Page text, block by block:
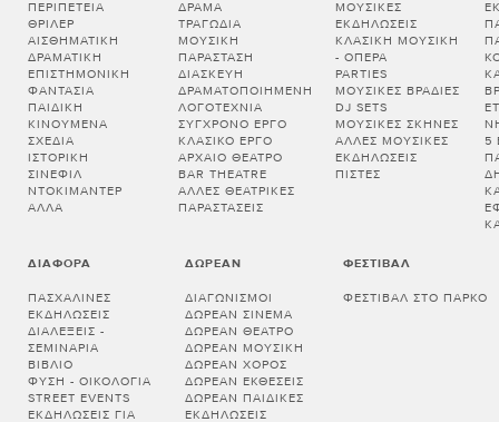
ΠΕΡΙΠΈΤΕΙΑ
ΘΡΊΛΕΡ
ΑΙΣΘΗΜΑΤΙΚΉ
ΔΡΑΜΑΤΙΚΉ
ΕΠΙΣΤΗΜΟΝΙΚΉ
ΦΑΝΤΑΣΊΑ
ΠΑΙΔΙΚΉ
ΚΙΝΟΎΜΕΝΑ
ΣΧΈΔΙΑ
ΙΣΤΟΡΙΚΉ
ΣΙΝΕΦΊΛ
ΝΤΟΚΙΜΑΝΤΈΡ
ΆΛΛΑ
ΔΡΆΜΑ
ΤΡΑΓΩΔΊΑ
ΜΟΥΣΙΚΉ
ΠΑΡΆΣΤΑΣΗ
ΔΙΑΣΚΕΥΉ
ΔΡΑΜΑΤΟΠΟΙΗΜΈΝΗ
ΛΟΓΟΤΕΧΝΊΑ
ΣΎΓΧΡΟΝΟ ΈΡΓΟ
ΚΛΑΣΙΚΌ ΈΡΓΟ
ΑΡΧΑΊΟ ΘΈΑΤΡΟ
BAR THEATRE
ΆΛΛΕΣ ΘΕΑΤΡΙΚΈΣ
ΠΑΡΑΣΤΆΣΕΙΣ
ΜΟΥΣΙΚΈΣ
ΕΚΔΗΛΏΣΕΙΣ
ΚΛΑΣΙΚΉ ΜΟΥΣΙΚΉ
- ΌΠΕΡΑ
PARTIES
ΜΟΥΣΙΚΈΣ ΒΡΑΔΙΈΣ
DJ SETS
ΜΟΥΣΙΚΈΣ ΣΚΗΝΈΣ
ΆΛΛΕΣ ΜΟΥΣΙΚΈΣ
ΕΚΔΗΛΏΣΕΙΣ
ΠΊΣΤΕΣ
5
ΔΙΆΦΟΡΑ
ΠΑΣΧΑΛΙΝΈΣ
ΕΚΔΗΛΏΣΕΙΣ
ΔΙΑΛΕΞΕΙΣ -
ΣΕΜΙΝΑΡΙΑ
ΒΙΒΛΊΟ
ΦΎΣΗ - ΟΙΚΟΛΟΓΊΑ
STREET EVENTS
ΕΚΔΗΛΏΣΕΙΣ ΓΙΑ
ΔΩΡΕΆΝ
ΔΙΑΓΩΝΙΣΜΟΊ
ΔΩΡΕΆΝ ΣΙΝΕΜΆ
ΔΩΡΕΆΝ ΘΈΑΤΡΟ
ΔΩΡΕΆΝ ΜΟΥΣΙΚΉ
ΔΩΡΕΆΝ ΧΟΡΌΣ
ΔΩΡΕΆΝ ΕΚΘΈΣΕΙΣ
ΔΩΡΕΆΝ ΠΑΙΔΙΚΈΣ
ΕΚΔΗΛΏΣΕΙΣ
ΦΕΣΤΙΒΆΛ
ΦΕΣΤΙΒΆΛ ΣΤΟ ΠΆΡΚΟ